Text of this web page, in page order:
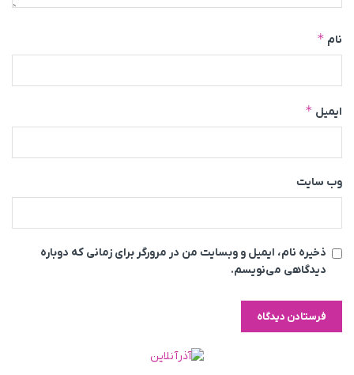
نام *
ایمیل *
وب‌ سایت
ذخیره نام، ایمیل و وبسایت من در مرورگر برای زمانی که دوباره
دیدگاهی می‌نویسم.